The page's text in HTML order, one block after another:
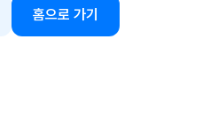
홈으로 가기